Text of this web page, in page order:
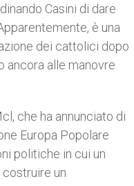
Casini di dare
è una
dei cattolici dopo
ancora alle manovre
che ha annunciato di
Europa Popolare
politiche in cui un
un